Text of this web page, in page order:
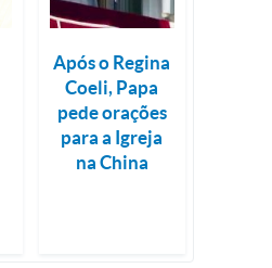
Após o Regina
Coeli, Papa
pede orações
para a Igreja
na China